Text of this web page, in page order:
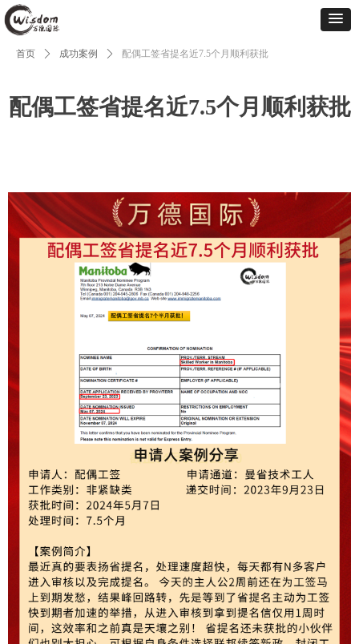
配偶工签省提名近7.5个月顺利获批
首页 ꄲ 成功案例 ꄲ 配偶工签省提名近7.5个月顺利获批